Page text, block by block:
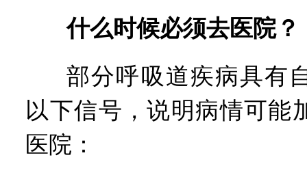
什么时候必须去医院？
部分呼吸道疾病具有
以下信号，说明病情可能
医院：